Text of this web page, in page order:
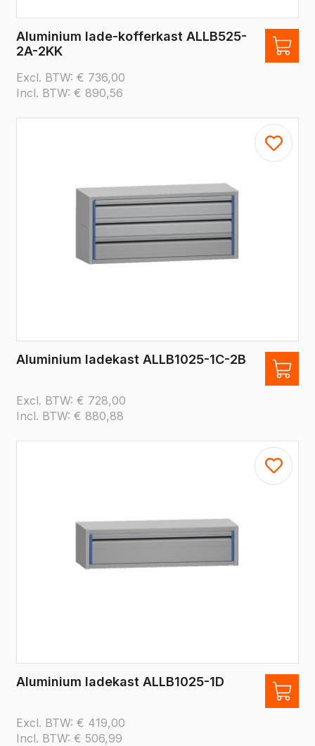
Aluminium lade-kofferkast ALLB525-
2A-2KK
Excl. BTW: € 736,00
Incl. BTW: € 890,56
Aluminium ladekast ALLB1025-1C-2B
Excl. BTW: € 728,00
Incl. BTW: € 880,88
Aluminium ladekast ALLB1025-1D
Excl. BTW: € 419,00
Incl. BTW: € 506,99